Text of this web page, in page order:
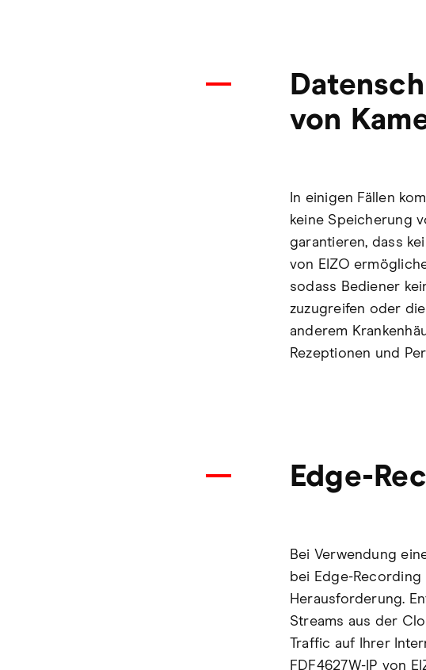
von
In einigen Fällen
keine Speicherung
garantieren, dass
von EIZO
sodass Bediener
zuzugreifen oder
anderem
Rezeptionen und
Edge-
Bei Verwendung
bei Edge-
Herausforderung.
Streams aus der
Traffic auf Ihrer
FDF4627W-IP von